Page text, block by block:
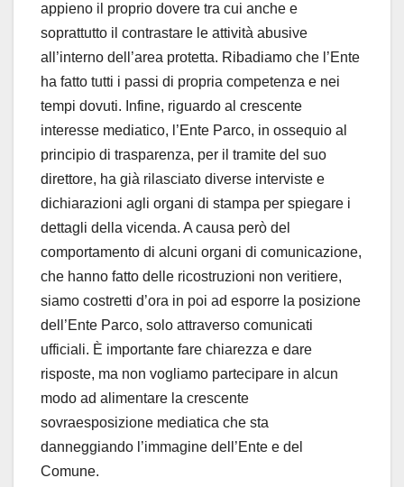
appieno il proprio dovere tra cui anche e
soprattutto il contrastare le attività abusive
all’interno dell’area protetta. Ribadiamo che l’Ente
ha fatto tutti i passi di propria competenza e nei
tempi dovuti. Infine, riguardo al crescente
interesse mediatico, l’Ente Parco, in ossequio al
principio di trasparenza, per il tramite del suo
direttore, ha già rilasciato diverse interviste e
dichiarazioni agli organi di stampa per spiegare i
dettagli della vicenda. A causa però del
comportamento di alcuni organi di comunicazione,
che hanno fatto delle ricostruzioni non veritiere,
siamo costretti d’ora in poi ad esporre la posizione
dell’Ente Parco, solo attraverso comunicati
ufficiali. È importante fare chiarezza e dare
risposte, ma non vogliamo partecipare in alcun
modo ad alimentare la crescente
sovraesposizione mediatica che sta
danneggiando l’immagine dell’Ente e del
Comune.